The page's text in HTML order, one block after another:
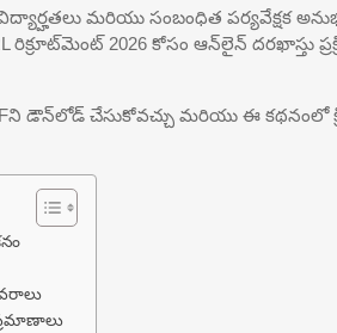
మరియు సంబంధిత పర్యవేక్షక
రిక్రూట్‌మెంట్ 2026 కోసం ఆన్‌లైన్ దరఖాస్తు
డౌన్‌లోడ్ చేసుకోవచ్చు మరియు ఈ కథనంలో
ప్రమాణాలు